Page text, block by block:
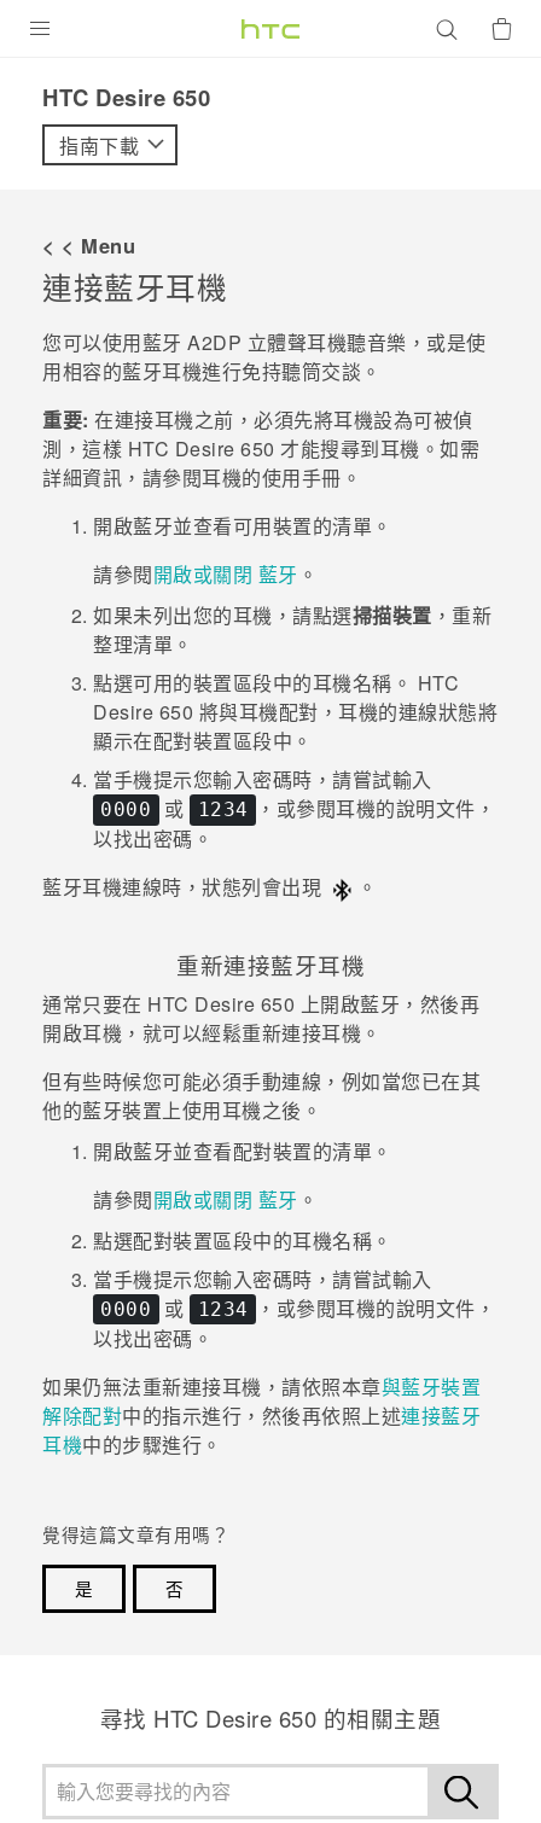
VIVE
配件
優惠專區
焦點訊息
校園專案
企業採購
銷售門市
銷售通路
支援服務
VIVELAND
HTC Desire 650‎
指南下載
< < Menu
連接藍牙耳機
您可以使用藍牙 A2DP 立體聲耳機聽音樂，或是使
用相容的藍牙耳機進行免持聽筒交談。
重要: 在連接耳機之前，必須先將耳機設為可被偵
測，這樣 HTC Desire 650 才能搜尋到耳機。如需
詳細資訊，請參閱耳機的使用手冊。
開啟藍牙並查看可用裝置的清單。
請參閱開啟或關閉 藍牙 。
如果未列出您的耳機，請點選掃描裝置 ，重新
整理清單。
點選可用的裝置區段中的耳機名稱。 HTC
Desire 650 將與耳機配對，耳機的連線狀態將
顯示在配對裝置區段中。
當手機提示您輸入密碼時，請嘗試輸入
0000 或 1234
，或參閱耳機的說明文件，
以找出密碼。
藍牙耳機連線時，狀態列會出現 。
重新連接藍牙耳機
通常只要在 HTC Desire 650 上開啟藍牙 ，然後再
開啟耳機，就可以經鬆重新連接耳機。
但有些時候您可能必須手動連線，例如當您已在其
他的藍牙裝置上使用耳機之後。
開啟藍牙並查看配對裝置的清單。
請參閱開啟或關閉 藍牙 。
點選配對裝置區段中的耳機名稱。
當手機提示您輸入密碼時，請嘗試輸入
0000 或 1234
，或參閱耳機的說明文件，
以找出密碼。
如果仍無法重新連接耳機，請依照本章與藍牙裝置
解除配對中的指示進行，然後再依照上述連接藍牙
耳機中的步驟進行。
覺得這篇文章有用嗎？
是
否
尋找 HTC Desire 650 的相關主題